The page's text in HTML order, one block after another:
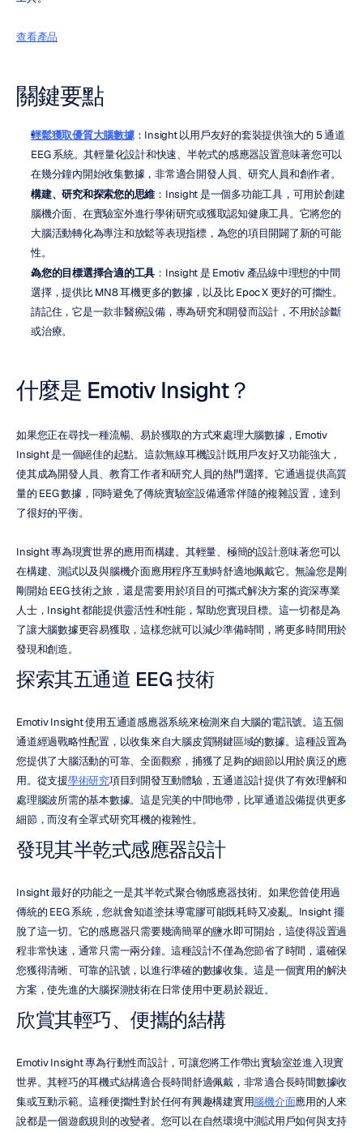
查看產品
關鍵要點
輕鬆獲取優質大腦數據：Insight 以用戶友好的套裝提供強大的 5 通道
EEG 系統。其輕量化設計和快速、半乾式的感應器設置意味著您可以
在幾分鐘內開始收集數據，非常適合開發人員、研究人員和創作者。
構建、研究和探索您的思維 ：Insight 是一個多功能工具，可用於創建
腦機介面、在實驗室外進行學術研究或獲取認知健康工具。它將您的
大腦活動轉化為專注和放鬆等表現指標，為您的項目開闢了新的可能
性。
為您的目標選擇合適的工具 ：Insight 是 Emotiv 產品線中理想的中間
選擇，提供比 MN8 耳機更多的數據，以及比 Epoc X 更好的可攜性。
請記住，它是一款非醫療設備，專為研究和開發而設計，不用於診斷
或治療。
什麼是 Emotiv Insight？
如果您正在尋找一種流暢、易於獲取的方式來處理大腦數據，Emotiv
Insight 是一個絕佳的起點。這款無線耳機設計既用戶友好又功能強大，
使其成為開發人員、教育工作者和研究人員的熱門選擇。它通過提供高質
量的 EEG 數據，同時避免了傳統實驗室設備通常伴隨的複雜設置，達到
了很好的平衡。
Insight 專為現實世界的應用而構建。其輕量、極簡的設計意味著您可以
在構建、測試以及與腦機介面應用程序互動時舒適地佩戴它。無論您是剛
剛開始 EEG 技術之旅，還是需要用於項目的可攜式解決方案的資深專業
人士，Insight 都能提供靈活性和性能，幫助您實現目標。這一切都是為
了讓大腦數據更容易獲取，這樣您就可以減少準備時間，將更多時間用於
發現和創造。
探索其五通道 EEG 技術
Emotiv Insight 使用五通道感應器系統來檢測來自大腦的電訊號。這五個
通道經過戰略性配置，以收集來自大腦皮質關鍵區域的數據。這種設置為
您提供了大腦活動的可靠、全面觀察，捕獲了足夠的細節以用於廣泛的應
用。從支援學術研究項目到開發互動體驗，五通道設計提供了有效理解和
處理腦波所需的基本數據。這是完美的中間地帶，比單通道設備提供更多
細節，而沒有全罩式研究耳機的複雜性。
發現其半乾式感應器設計
Insight 最好的功能之一是其半乾式聚合物感應器技術。如果您曾使用過
傳統的 EEG 系統，您就會知道塗抹導電膠可能既耗時又凌亂。Insight 擺
脫了這一切。它的感應器只需要幾滴簡單的鹽水即可開始，這使得設置過
程非常快速，通常只需一兩分鐘。這種設計不僅為您節省了時間，還確保
您獲得清晰、可靠的訊號，以進行準確的數據收集。這是一個實用的解決
方案，使先進的大腦探測技術在日常使用中更易於親近。
欣賞其輕巧、便攜的結構
Emotiv Insight 專為行動性而設計，可讓您將工作帶出實驗室並進入現實
世界。其輕巧的耳機式結構適合長時間舒適佩戴，非常適合長時間數據收
集或互動示範。這種便攜性對於任何有興趣構建實用腦機介面應用的人來
說都是一個遊戲規則的改變者。您可以在自然環境中測試用戶如何與支持